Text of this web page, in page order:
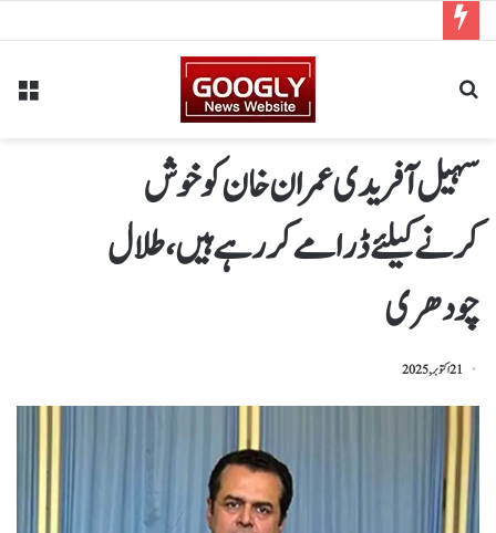
سہیل آفریدی عمران خان کو خوش
کرنےکیلئےڈرامے کررہے ہیں،طلال
چودھری
21 اکتوبر, 2025